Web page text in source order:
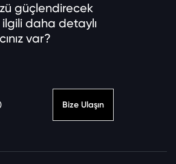
güçlendirecek
daha detaylı
var?
Bize Ulaşın